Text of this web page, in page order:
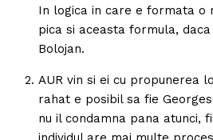
In logica in care e formata o
pica si aceasta formula,
Bolojan.
AUR vin si ei cu propunerea
rahat e posibil sa fie
nu il condamna pana atunci,